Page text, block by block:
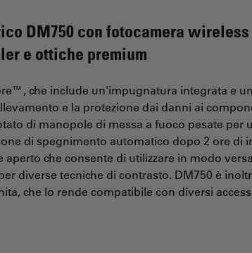
DM750 con fotocamera
e ottiche premium
che include un'impugnatura integrata e
e la protezione dai danni ai
di manopole di messa a fuoco pesate per
di spegnimento automatico dopo 2 ore di
aperto che consente di utilizzare in modo
diverse tecniche di contrasto. DM750 è
che lo rende compatibile con diversi